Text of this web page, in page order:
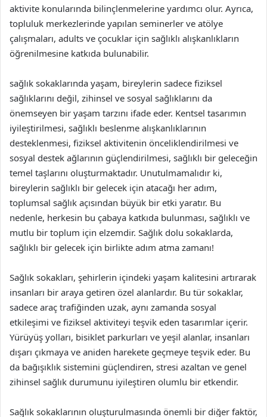
aktivite konularında bilinçlenmelerine yardımcı olur. Ayrıca,
topluluk merkezlerinde yapılan seminerler ve atölye
çalışmaları, adults ve çocuklar için sağlıklı alışkanlıkların
öğrenilmesine katkıda bulunabilir.
sağlık sokaklarında yaşam, bireylerin sadece fiziksel
sağlıklarını değil, zihinsel ve sosyal sağlıklarını da
önemseyen bir yaşam tarzını ifade eder. Kentsel tasarımın
iyileştirilmesi, sağlıklı beslenme alışkanlıklarının
desteklenmesi, fiziksel aktivitenin önceliklendirilmesi ve
sosyal destek ağlarının güçlendirilmesi, sağlıklı bir geleceğin
temel taşlarını oluşturmaktadır. Unutulmamalıdır ki,
bireylerin sağlıklı bir gelecek için atacağı her adım,
toplumsal sağlık açısından büyük bir etki yaratır. Bu
nedenle, herkesin bu çabaya katkıda bulunması, sağlıklı ve
mutlu bir toplum için elzemdir. Sağlık dolu sokaklarda,
sağlıklı bir gelecek için birlikte adım atma zamanı!
Sağlık sokakları, şehirlerin içindeki yaşam kalitesini artırarak
insanları bir araya getiren özel alanlardır. Bu tür sokaklar,
sadece araç trafiğinden uzak, aynı zamanda sosyal
etkileşimi ve fiziksel aktiviteyi teşvik eden tasarımlar içerir.
Yürüyüş yolları, bisiklet parkurları ve yeşil alanlar, insanları
dışarı çıkmaya ve aniden harekete geçmeye teşvik eder. Bu
da bağışıklık sistemini güçlendiren, stresi azaltan ve genel
zihinsel sağlık durumunu iyileştiren olumlu bir etkendir.
Sağlık sokaklarının oluşturulmasında önemli bir diğer faktör,